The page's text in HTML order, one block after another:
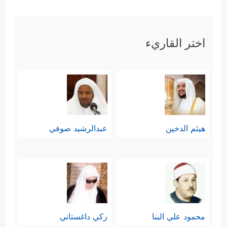
يحتاطون في شِركهم لجانب الأوثان،
وحقِّ الأوثان صرَفُوه للأوثان.
رابعًا: التحليل و
التحريم
بلا دليلٍ ولا حجةٍ،
وإنما هو الهوى واتباع العادات
حِجۡرࣱ لَّا یَطۡعَمُهَاۤ إِلَّا مَن نَّشَاۤءُ بِزَعۡمِهِمۡ وَأَنۡعَـٰمٌ حُرِّمَتۡ
ظُهُورُهَا وَأَنۡعَـٰمࣱ لَّا یَذۡكُرُونَ ٱسۡمَ ٱللَّهِ عَلَیۡهَا ٱفۡتِرَاۤءً
.
اختر القاريء
هيثم الدخين عبدالرشيد صوفي
محمود علي البنا زكي داغستاني